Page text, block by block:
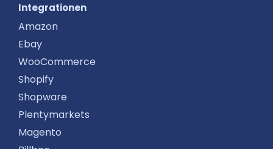
Integrationen
Amazon
Ebay
WooCommerce
Shopify
Shopware
Plentymarkets
Magento